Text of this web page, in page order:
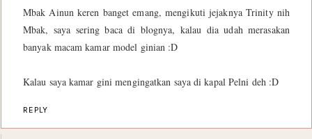
Mbak Ainun keren banget emang, mengikuti jejaknya Trinity nih
Mbak, saya sering baca di blognya, kalau dia udah merasakan
banyak macam kamar model ginian :D
Kalau saya kamar gini mengingatkan saya di kapal Pelni deh :D
REPLY